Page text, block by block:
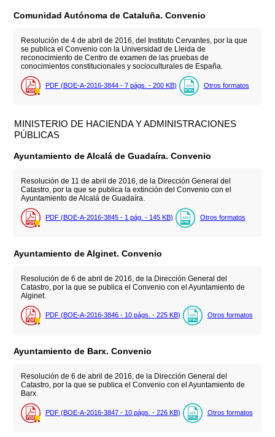
Comunidad Autónoma de Cataluña. Convenio
Resolución de 4 de abril de 2016, del Instituto Cervantes, por la que
se publica el Convenio con la Universidad de Lleida de
reconocimiento de Centro de examen de las pruebas de
conocimientos constitucionales y socioculturales de España.
PDF (BOE-A-2016-3844 - 7 págs. - 200 KB) Otros formatos
MINISTERIO DE HACIENDA Y ADMINISTRACIONES
PÚBLICAS
Ayuntamiento de Alcalá de Guadaíra. Convenio
Resolución de 11 de abril de 2016, de la Dirección General del
Catastro, por la que se publica la extinción del Convenio con el
Ayuntamiento de Alcalá de Guadaíra.
PDF (BOE-A-2016-3845 - 1 pág. - 145 KB) Otros formatos
Ayuntamiento de Alginet. Convenio
Resolución de 6 de abril de 2016, de la Dirección General del
Catastro, por la que se publica el Convenio con el Ayuntamiento de
Alginet.
PDF (BOE-A-2016-3846 - 10 págs. - 225 KB) Otros formatos
Ayuntamiento de Barx. Convenio
Resolución de 6 de abril de 2016, de la Dirección General del
Catastro, por la que se publica el Convenio con el Ayuntamiento de
Barx.
PDF (BOE-A-2016-3847 - 10 págs. - 226 KB) Otros formatos